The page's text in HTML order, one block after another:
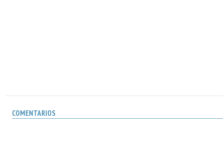
COMENTARIOS